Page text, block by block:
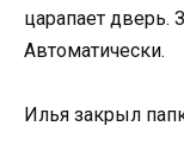
царапает дверь.
Автоматически.
Илья закрыл